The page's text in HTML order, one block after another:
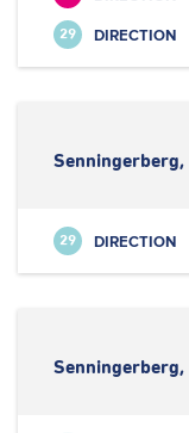
29 DIRECTION
Senningerberg,
29 DIRECTION
Senningerberg,